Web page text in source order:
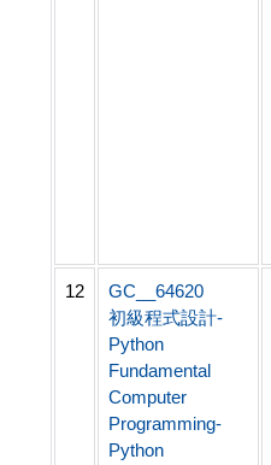
12
GC__64620
初級程式設計-
Python
Fundamental
Computer
Programming-
Python